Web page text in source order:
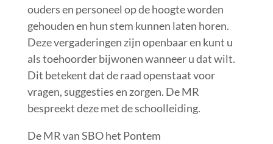
ouders en personeel op de hoogte worden
gehouden en hun stem kunnen laten horen.
Deze vergaderingen zijn openbaar en kunt u
als toehoorder bijwonen wanneer u dat wilt.
Dit betekent dat de raad openstaat voor
vragen, suggesties en zorgen. De MR
bespreekt deze met de schoolleiding.
De MR van SBO het Pontem